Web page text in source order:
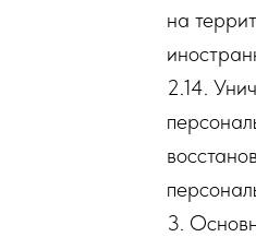
на
2.14.
3.